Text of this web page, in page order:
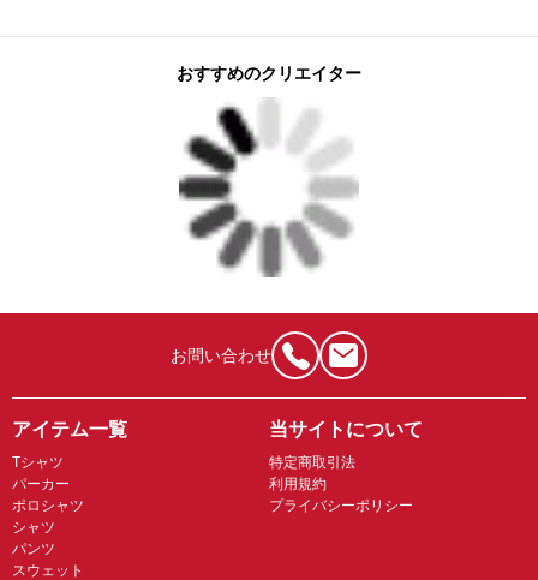
おすすめのクリエイター
お問い合わせ
アイテム一覧
Tシャツ
パーカー
ポロシャツ
シャツ
パンツ
スウェット
当サイトについて
特定商取引法
利用規約
プライバシーポリシー